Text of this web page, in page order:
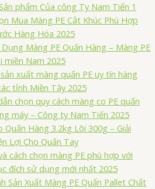
phẩm Của công Ty Nam Tiến 1
Mua Màng PE Cắt Khúc Phù Hợp
Hàng Hóa 2025
Dụng Màng PE Quấn Hàng – Màng PE
miền Nam 2025
xuất màng quấn PE uy tín hàng
tỉnh Miền Tây 2025
chọn quy cách màng co PE quấn
máy – Công ty Nam Tiến 2025
Quấn Hàng 3.2kg Lõi 300g – Giải
Lợi Cho Quấn Tay
cách chọn màng PE phù hợp với
đích sử dụng mới nhất 2025
Sản Xuất Màng PE Quấn Pallet Chất